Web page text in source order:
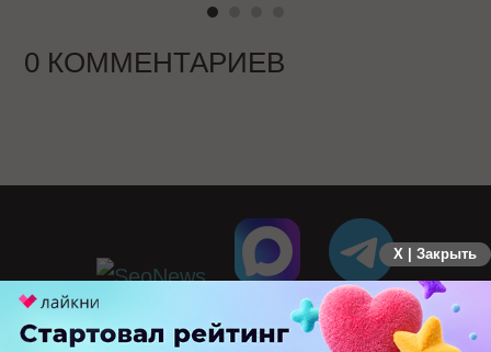
0 КОММЕНТАРИЕВ
X | Закрыть
ПЕРЕЙТИ НА ПОЛНУЮ ВЕРСИЮ